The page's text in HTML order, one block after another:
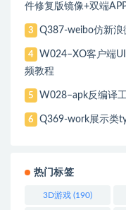
件修复版镜像+双端
3 Q387-weibo仿新浪
4
W024–XO客户端
频教程
5 W028–apk反编译
6 Q369-work展示类
热门标签
3D游戏 (190)